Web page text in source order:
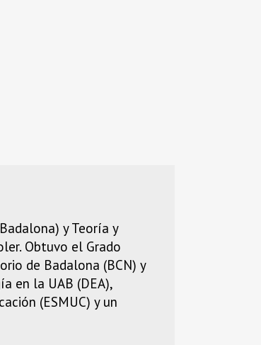
y Teoría y
Obtuvo el Grado
de Badalona (BCN) y
en la UAB (DEA),
(ESMUC) y un